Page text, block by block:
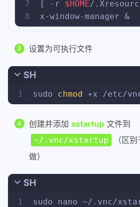
7
8
[ -r $HOME/
x-window-manager &
设置为可执行文件
SH
1 sudo chmod +x /etc/
创建并添加 xstartup文件到
~/.vnc/xstartup
（区
做）
SH
1 sudo nano ~/.vnc/